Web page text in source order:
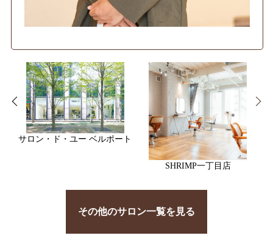
サロン・ド・ユー ベルポート
SHRIMP一丁目店
その他のサロン一覧を見る